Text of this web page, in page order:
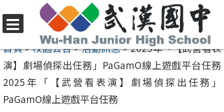
至
要
內
容
選
單
首頁>校園公告>活動訊息>2025年「【武營看表
演】劇場偵探出任務」PaGamO線上遊戲平台任務
2025年「【武營看表演】劇場偵探出任務」
PaGamO線上遊戲平台任務